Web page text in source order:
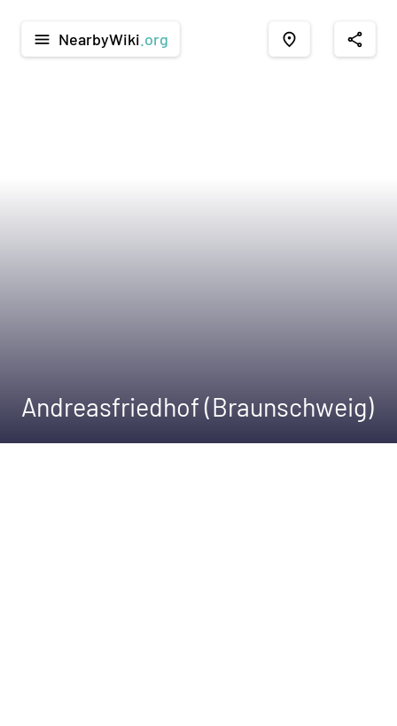
menu NearbyWiki .org place share
Andreasfriedhof (Braunschweig)